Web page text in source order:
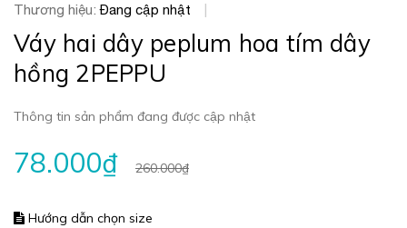
Thương hiệu:Đang cập nhật
Váy hai dây peplum hoa tím dây
hồng 2PEPPU
Thông tin sản phẩm đang được cập nhật
78.000₫ 260.000₫
Hướng dẫn chọn size